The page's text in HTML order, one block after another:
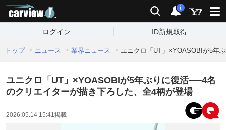
検索 通知
i
ログイン ID新規取得
トップ ニュース 業界ニュース ユニクロ「UT」×YOASOBIが5年
ユニクロ「UT」×YOASOBIが5年ぶりに復活──4名
のクリエイターが描き下ろした、全4柄が登場
2026.05.14 15:41掲載